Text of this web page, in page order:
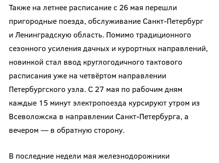
Также на летнее расписание с 26 мая перешли
пригородные поезда, обслуживание Санкт-Петербург
и Ленинградскую область. Помимо традиционного
сезонного усиления дачных и курортных направлений,
новинкой стал ввод круглогодичного тактового
расписания уже на четвёртом направлении
Петербургского узла. С 27 мая по рабочим дням
каждые 15 минут электропоезда курсируют утром из
Всеволожска в направлении Санкт-Петербурга, а
вечером — в обратную сторону.
В последние недели мая железнодорожники